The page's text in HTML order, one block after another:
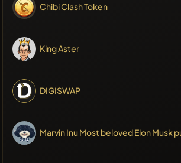
Chibi Clash Token
King Aster
DIGISWAP
Marvin Inu Most beloved Elon Musk